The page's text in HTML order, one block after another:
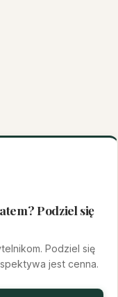
Podziel się
Podziel się
jest cenna.